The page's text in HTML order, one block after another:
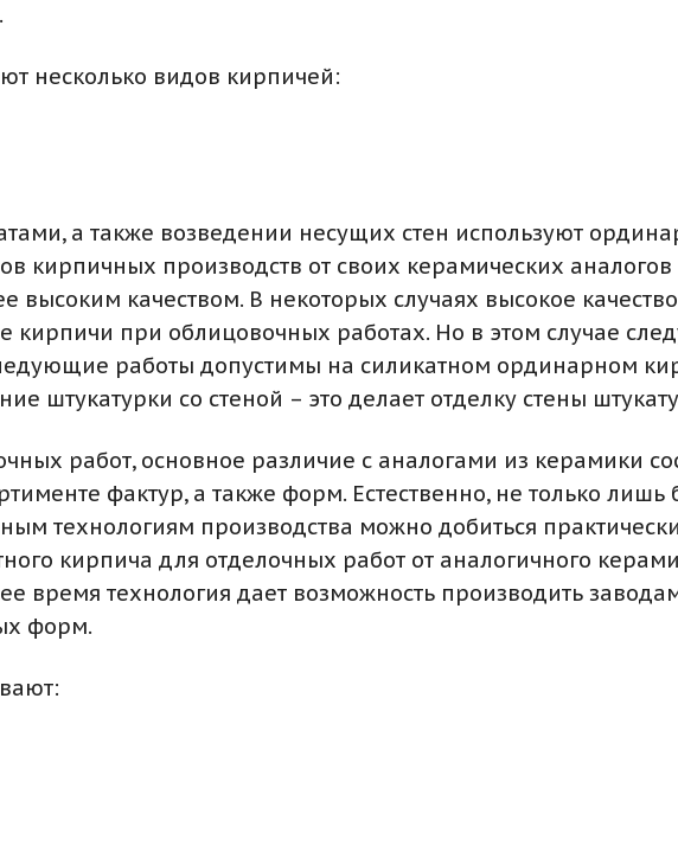
несколько видов кирпичей:
а также возведении несущих стен используют
кирпичных производств от своих керамических аналогов
качеством. В некоторых случаях высокое
кирпичи при облицовочных работах. Но в этом случае
работы допустимы на силикатном ординарном
штукатурки со стеной – это делает отделку стены
работ, основное различие с аналогами из керамики
фактур, а также форм. Естественно, не только лишь
технологиям производства можно добиться
кирпича для отделочных работ от аналогичного
время технология дает возможность производить
форм.